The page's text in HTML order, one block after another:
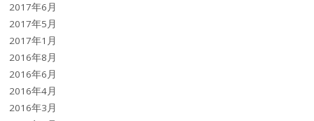
2017年6月
2017年5月
2017年1月
2016年8月
2016年6月
2016年4月
2016年3月